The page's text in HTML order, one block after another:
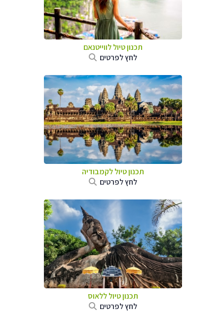
תכנון טיול לווייטנאם
לחץ לפרטים
תכנון טיוללקמבודיה
לחץ לפרטים
תכנון טיולללאוס
לחץ לפרטים